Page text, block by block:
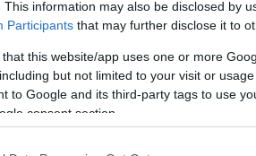
This information may also be disclosed by
Participants that may further disclose it to
that this website/app uses one or more
but not limited to your visit or
to Google and its third-party tags to use
consent section.